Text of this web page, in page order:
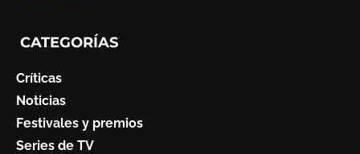
CATEGORÍAS
Críticas
Noticias
Festivales y premios
Series de TV